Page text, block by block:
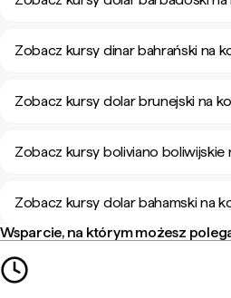
Zobacz kursy dinar bahrański na
Zobacz kursy dolar brunejski na
Zobacz kursy boliviano boliwijskie
Zobacz kursy dolar bahamski na
Wsparcie, na którym możesz